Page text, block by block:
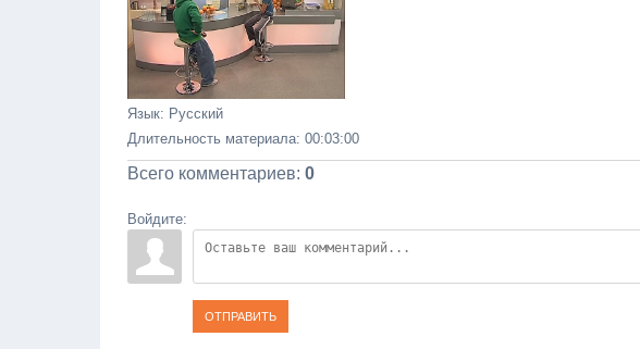
Язык: Русский
Длительность материала: 00:03:00
Всего комментариев: 0
Войдите:
ОТПРАВИТЬ